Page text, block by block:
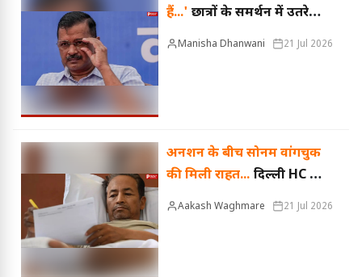
हैं...' छात्रों के समर्थन में उतरे
अरविंद केजरीवाल, हेल्पलाइन
Manisha Dhanwani 21 Jul 2026
अनशन के बीच सोनम वांगचुक
की मिली राहत... दिल्ली HC का
आदेश- मेदांता अस्पताल में
Aakash Waghmare 21 Jul 2026